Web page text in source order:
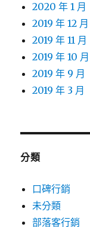
2020 年 1 月
2019 年 12 月
2019 年 11 月
2019 年 10 月
2019 年 9 月
2019 年 3 月
分類
口碑行銷
未分類
部落客行銷